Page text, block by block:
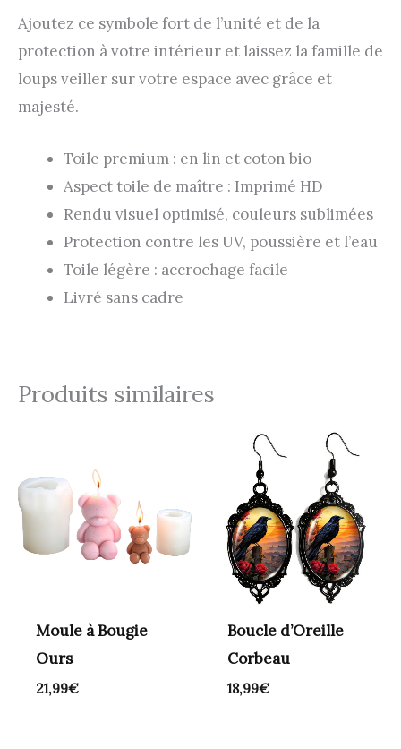
Ajoutez ce symbole fort de l’unité et de la
protection à votre intérieur et laissez la famille de
loups veiller sur votre espace avec grâce et
majesté.
Toile premium : en lin et coton bio
Aspect toile de maître : Imprimé HD
Rendu visuel optimisé, couleurs sublimées
Protection contre les UV, poussière et l’eau
Toile légère : accrochage facile
Livré sans cadre
Produits similaires
Moule à Bougie
Ours
21,99€
Boucle d’Oreille
Corbeau
18,99€